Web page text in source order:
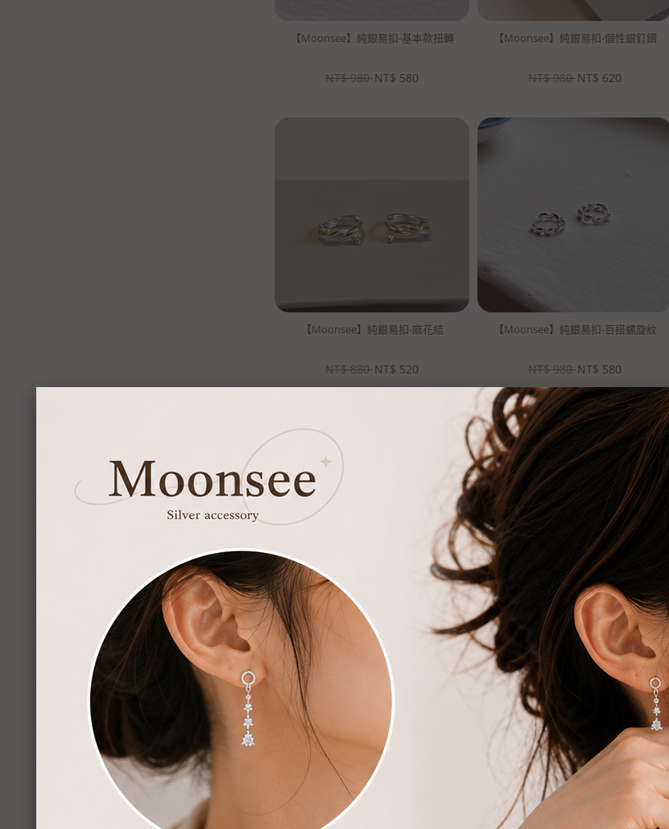
【Moonsee】純銀易扣-基本款扭轉
NT$ 980 NT$ 580
【Moonsee】純銀易扣-個性銀釘鑽
NT$ 980 NT$ 620
【Moonsee】純銀易扣-麻花結
NT$ 880 NT$ 520
【Moonsee】純銀易扣-百搭螺旋紋
NT$ 980 NT$ 580
【Moonsee】純銀易扣-百搭愛心鑽
NT$
【Moonsee】純銀易扣-心跳雙鑽 適合耳
骨配戴
NT$ NT$ 620